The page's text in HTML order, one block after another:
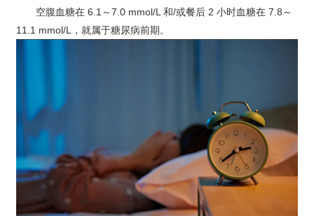
空腹血糖在 6.1～7.0 mmol/L 和/或餐后 2 小时血糖在 7.8～
11.1 mmol/L，就属于糖尿病前期。